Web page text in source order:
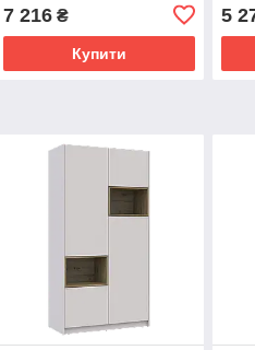
7 216₴
Купити
5